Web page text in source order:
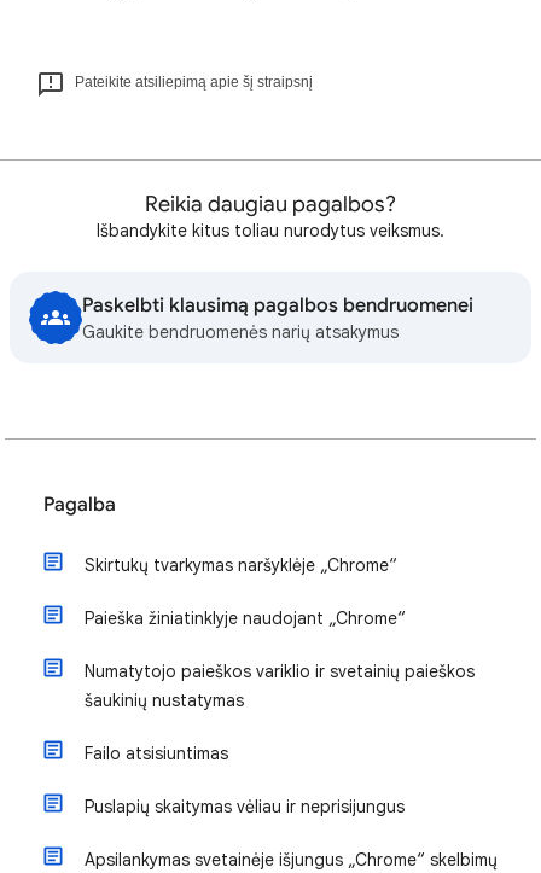
Pateikite atsiliepimą apie šį straipsnį
Reikia daugiau pagalbos?
Išbandykite kitus toliau nurodytus veiksmus.
Paskelbti klausimą pagalbos bendruomenei
Gaukite bendruomenės narių atsakymus
Pagalba
Skirtukų tvarkymas naršyklėje „Chrome“
Paieška žiniatinklyje naudojant „Chrome“
Numatytojo paieškos variklio ir svetainių paieškos
šaukinių nustatymas
Failo atsisiuntimas
Puslapių skaitymas vėliau ir neprisijungus
Apsilankymas svetainėje išjungus „Chrome“ skelbimų